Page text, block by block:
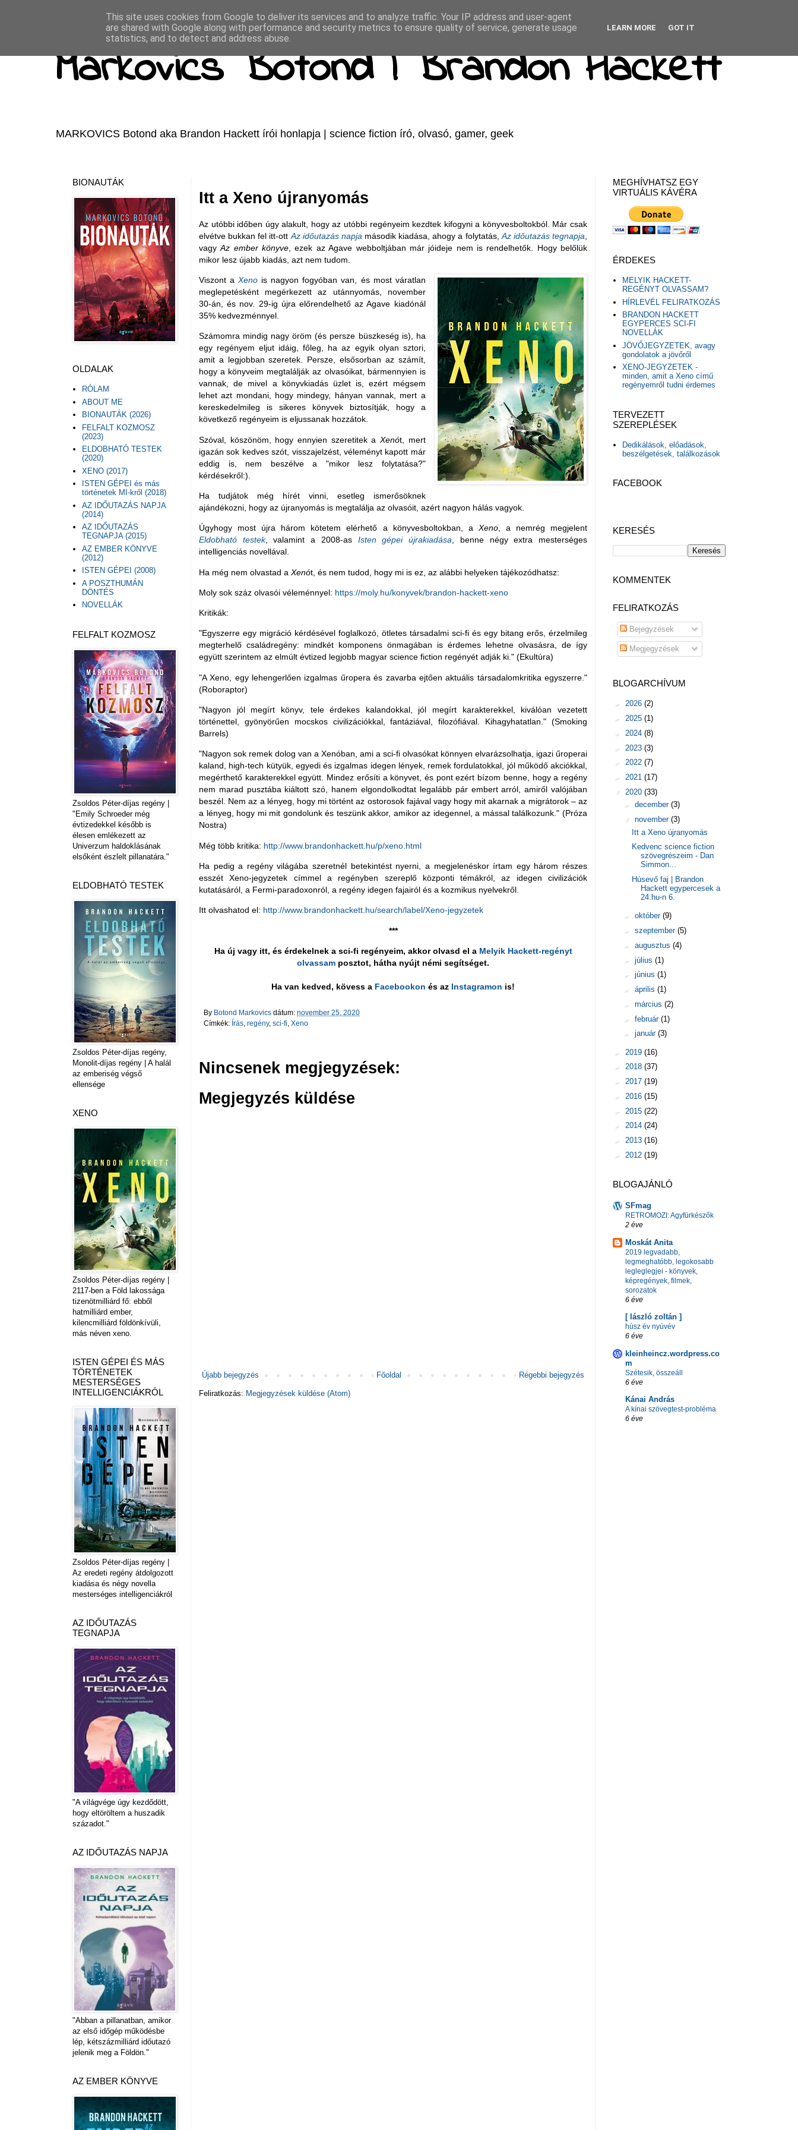
Markovics Botond | Brandon Hackett
MARKOVICS Botond aka Brandon Hackett írói honlapja | science fiction író, olvasó, gamer, geek
Itt a Xeno újranyomás
Az utóbbi időben úgy alakult, hogy az utóbbi regényeim kezdtek kifogyni a könyvesboltokból. Már csak
elvétve bukkan fel itt-ott Az időutazás napja második kiadása, ahogy a folytatás, Az időutazás tegnapja
vagyAz ember könyve , ezek az Agave webboltjában már jóideje nem is rendelhetők. Hogy belőlük
mikor lesz újabb kiadás, azt nem tudom.
Viszont aXeno is nagyon fogyóban van, és most váratlan
meglepetésként megérkezett az utánnyomás, november
30-án, és nov. 29-ig újra előrendelhető az Agave kiadónál
35% kedvezménnyel.
Számomra mindig nagy öröm (és persze büszkeség is), ha
egy regényem eljut idáig, főleg, ha az egyik olyan sztori,
amit a legjobban szeretek. Persze, elsősorban az számít,
hogy a könyveim megtalálják az olvasóikat, bármennyien is
vannak, de mivel a könyvkiadás üzlet is, ezért mégsem
lehet azt mondani, hogy mindegy, hányan vannak, mert a
kereskedelmileg is sikeres könyvek biztosítják, hogy a
következő regényeim is eljussanak hozzátok.
Szóval, köszönöm, hogy ennyien szeretitek aXenót, mert
igazán sok kedves szót, visszajelzést, véleményt kapott már
eddig is, nem beszélve a "mikor lesz folytatása?"
kérdésekről:).
Ha tudjátok még hírét vinni, esetleg ismerősöknek
ajándékozni, hogy az újranyomás is megtalálja az olvasóit, azért nagyon hálás vagyok.
Úgyhogy most újra három kötetem elérhető a könyvesboltokban, a Xeno, a nemrég megjelent
Eldobható testek, valamint a 2008-as Isten gépei újrakiadása, benne négy extra mesterséges
intelligenciás novellával.
Ha még nem olvastad a Xenót, és nem tudod, hogy mi is ez, az alábbi helyeken tájékozódhatsz:
Moly sok száz olvasói véleménnyel: https://moly.hu/konyvek/brandon-hackett-xeno
Kritikák:
"Egyszerre egy migráció kérdésével foglalkozó, ötletes társadalmi sci-fi és egy bitang erős, érzelmileg
megterhelő családregény: mindkét komponens önmagában is érdemes lehetne olvasásra, de így
együtt szerintem az elmúlt évtized legjobb magyar science fiction regényét adják ki." (Ekultúra)
"A Xeno, egy lehengerlően izgalmas űropera és zavarba ejtően aktuális társadalomkritika egyszerre."
(Roboraptor)
"Nagyon jól megírt könyv, tele érdekes kalandokkal, jól megírt karakterekkel, kiválóan vezetett
történettel, gyönyörűen mocskos civilizációkkal, fantáziával, filozófiával. Kihagyhatatlan." (Smoking
Barrels)
"Nagyon sok remek dolog van a Xenóban, ami a sci-fi olvasókat könnyen elvarázsolhatja, igazi űroperai
kaland, high-tech kütyük, egyedi és izgalmas idegen lények, remek fordulatokkal, jól működő akciókkal,
megérthető karakterekkel együtt. Mindez erősíti a könyvet, és pont ezért bízom benne, hogy a regény
nem marad pusztába kiáltott szó, hanem elgondolkodtat legalább pár embert arról, amiről valójában
beszél. Nem az a lényeg, hogy mi történt az ostorosok fajával vagy hogy mit akarnak a migrátorok – az
a lényeg, hogy mi mit gondolunk és teszünk akkor, amikor az idegennel, a mással találkozunk." (Próza
Nostra)
Még több kritika: http://www.brandonhackett.hu/p/xeno.html
Ha pedig a regény világába szeretnél betekintést nyerni, a megjelenéskor írtam egy három részes
esszét Xeno-jegyzetek címmel a regényben szereplő központi témákról, az idegen civilizációk
kutatásáról, a Fermi-paradoxonról, a regény idegen fajairól és a kozmikus nyelvekről.
Itt olvashatod el: http://www.brandonhackett.hu/search/label/Xeno-jegyzetek
***
Ha új vagy itt, és érdekelnek a sci-fi regényeim, akkor olvasd el a Melyik Hackett-regényt
olvassam posztot, hátha nyújt némi segítséget.
Ha van kedved, kövess a Facebookon és az Instagramon is!
By Botond Markovics dátum: november 25, 2020
Címkék: Írás regény, sci-fi Xeno
Nincsenek megjegyzések:
Megjegyzés küldése
Újabb bejegyzés Régebbi bejegyzés
Főoldal
Feliratkozás: Megjegyzések küldése (Atom)
BIONAUTÁK
OLDALAK
RÓLAM
ABOUT ME
BIONAUTÁK (2026)
FELFALT KOZMOSZ
(2023)
ELDOBHATÓ TESTEK
(2020)
XENO (2017)
ISTEN GÉPEI és más
történetek MI-kről (2018)
AZ IDŐUTAZÁS NAPJA
(2014)
AZ IDŐUTAZÁS
TEGNAPJA (2015)
AZ EMBER KÖNYVE
(2012)
ISTEN GÉPEI (2008)
A POSZTHUMÁN
DÖNTÉS
NOVELLÁK
FELFALT KOZMOSZ
Zsoldos Péter-díjas regény |
"Emily Schroeder még
évtizedekkel később is
élesen emlékezett az
Univerzum haldoklásának
elsőként észlelt pillanatára."
ELDOBHATÓ TESTEK
Zsoldos Péter-díjas regény,
Monolit-díjas regény | A halál
az emberiség végső
ellensége
XENO
Zsoldos Péter-díjas regény |
2117-ben ​a Föld lakossága
tizenötmilliárd fő: ebből
hatmilliárd ember,
kilencmilliárd földönkívüli,
más néven xeno.
ISTEN GÉPEI ÉS MÁS
TÖRTÉNETEK
MESTERSÉGES
INTELLIGENCIÁKRÓL
Zsoldos Péter-díjas regény |
Az eredeti regény átdolgozott
kiadása és négy novella
mesterséges intelligenciákról
AZ IDŐUTAZÁS
TEGNAPJA
"A világvége úgy kezdődött,
hogy eltöröltem a huszadik
századot."
AZ IDŐUTAZÁS NAPJA
"Abban a pillanatban, amikor
az első időgép működésbe
lép, kétszázmilliárd időutazó
jelenik meg a Földön."
AZ EMBER KÖNYVE
MEGHÍVHATSZ EGY
VIRTUÁLIS KÁVÉRA
ÉRDEKES
MELYIK HACKETT-
REGÉNYT OLVASSAM?
HÍRLEVÉL FELIRATKOZÁS
BRANDON HACKETT
EGYPERCES SCI-FI
NOVELLÁK
JÖVŐJEGYZETEK, avagy
gondolatok a jövőről
XENO-JEGYZETEK -
minden, amit a Xeno című
regényemről tudni érdemes
TERVEZETT
SZEREPLÉSEK
Dedikálások, előadások,
beszélgetések, találkozások
FACEBOOK
KERESÉS
KOMMENTEK
FELIRATKOZÁS
Bejegyzések
Megjegyzések
BLOGARCHÍVUM
► 2026 (2)
► 2025 (1)
► 2024 (8)
► 2023 (3)
► 2022 (7)
► 2021 (17)
▼ 2020 (33)
► december (3)
▼ november (3)
Itt a Xeno újranyomás
Kedvenc science fiction
szövegrészeim - Dan
Simmon...
Húsevő faj | Brandon
Hackett egypercesek a
24.hu-n 6.
► október (9)
► szeptember (5)
► augusztus (4)
► július (1)
► június (1)
► április (1)
► március (2)
► február (1)
► január (3)
► 2019 (16)
► 2018 (37)
► 2017 (19)
► 2016 (15)
► 2015 (22)
► 2014 (24)
► 2013 (16)
► 2012 (19)
BLOGAJÁNLÓ
SFmag
RETROMOZI: Agyfürkészők
2 éve
Moskát Anita
2019 legvadabb,
legmeghatóbb, legokosabb
legleglegjei - könyvek,
képregények, filmek,
sorozatok
6 éve
[ lászló zoltán ]
húsz év nyúvév
6 éve
kleinheincz.wordpress.co
m
Szétesik, összeáll
6 éve
Kánai András
A kínai szövegtest-probléma
6 éve
This site uses cookies from Google to deliver its services and to analyze traffic. Your IP address and user-agent
are shared with Google along with performance and security metrics to ensure quality of service, generate usage
statistics, and to detect and address abuse.
LEARN MORE GOT IT